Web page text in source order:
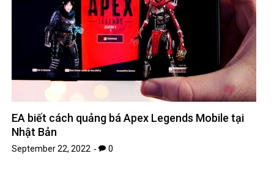
EA biết cách quảng bá Apex Legends Mobile tại
Nhật Bản
September 22, 2022 0